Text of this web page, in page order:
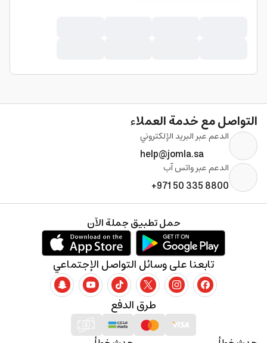
التواصل مع خدمة العملاء
الدعم عبر البريد الإلكتروني
help@jomla.sa
الدعم عبر واتس آب
+971 50 335 8800
طرق الدفع
تابعنا على وسائل التواصل الإجتماعي
حمل تطبيق جملة الآن